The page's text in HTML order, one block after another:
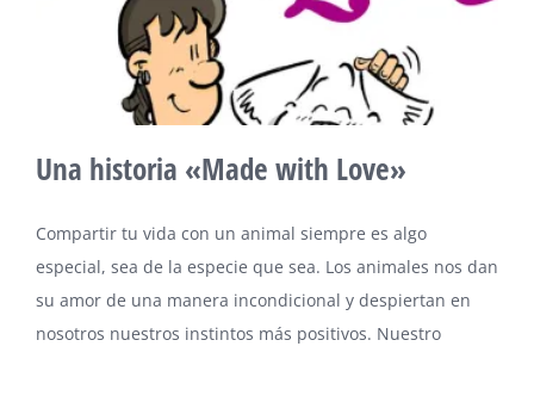
Una historia «Made with Love»
Compartir tu vida con un animal siempre es algo
especial, sea de la especie que sea. Los animales nos dan
su amor de una manera incondicional y despiertan en
nosotros nuestros instintos más positivos. Nuestro